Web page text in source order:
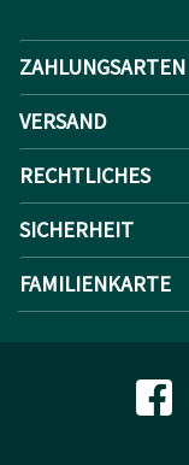
ZAHLUNGSARTEN
VERSAND
RECHTLICHES
SICHERHEIT
FAMILIENKARTE